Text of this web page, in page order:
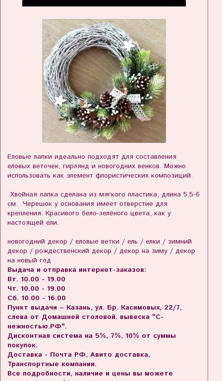
Еловые лапки идеально подходят для составления
еловых веточек, гирлянд и новогодних венков. Можно
использовать как элемент флористических композиций.
Хвойная лапка сделана из мягкого пластика, длина 5,5-6
см. Черешок у основания имеет отверстие для
крепления. Красивого бело-зелёного цвета, как у
настоящей ели.
новогодний декор / еловые ветки / ель / елки / зимний
декор / рождественский декор / декор на зиму / декор
на новый год
Выдача и отправка интернет-заказов:
Вт. 10.00 - 19.00
Чт. 10.00 - 19.00
Сб. 10.00 - 16.00
Пункт выдачи – Казань, ул. Бр. Касимовых, 22/7,
слева от Домашней столовой. вывеска "С-
нежностью.РФ".
Дисконтная система на 5%, 7%, 10% от суммы
покупок.
Доставка - Почта РФ, Авито доставка,
Транспортные компании.
Все подробности, наличие и цены вы можете